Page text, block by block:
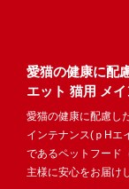
愛猫の健康に配
エット 猫用 メイ
愛猫の健康に配慮し
インテナンス(ｐHエ
であるペットフード
主様に安心をお届け